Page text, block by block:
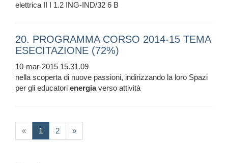
elettrica II I 1.2 ING-IND/32 6 B
20. PROGRAMMA CORSO 2014-15 TEMA
ESECITAZIONE (72%)
10-mar-2015 15.31.09
nella scoperta di nuove passioni, indirizzando la loro Spazi
per gli educatori energiaverso attività
« 1 (current)
2 »